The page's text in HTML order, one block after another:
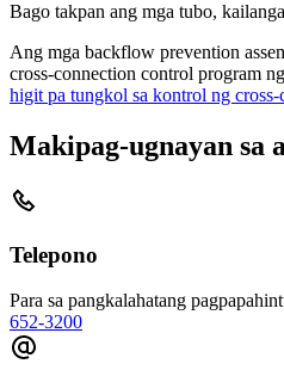
Bago takpan ang mga tubo,
Ang mga backflow prevention
cross-connection control program
higit pa tungkol sa kontrol ng cross-
Makipag-ugnayan sa
Telepono
Para sa pangkalahatang
652-3200